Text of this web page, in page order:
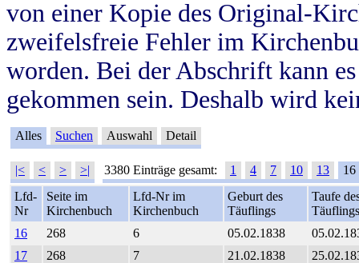
von einer Kopie des Original-
zweifelsfreie Fehler im
worden. Bei der Abschrift kann
gekommen sein. Deshalb wird
Alles Suchen Auswahl Detail
|< < > >| 3380 Einträge gesamt: 1 4 7 10 13
16
Lfd-
Nr
Seite im
Kirchenbuch
Lfd-Nr im
Kirchenbuch
Geburt des
Täuflings
Taufe
Täuflings
16
268 6 05.02.1838
17
268 7 21.02.1838